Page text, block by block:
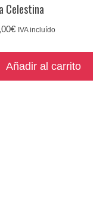
Celestina
€ IVA incluído
Añadir al carrito